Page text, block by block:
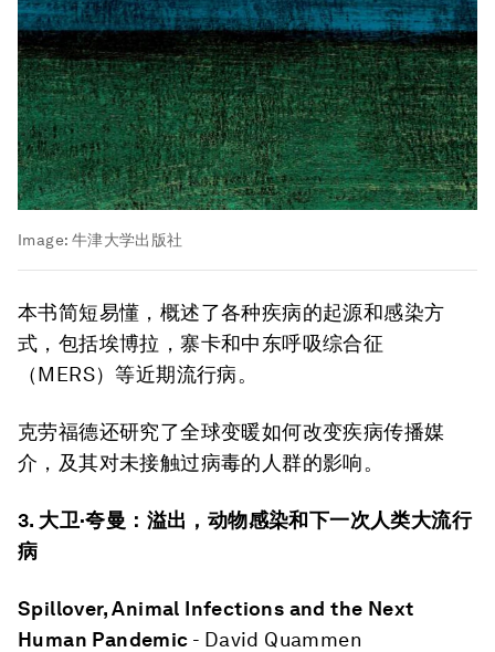
Image: 牛津大学出版社
本书简短易懂，概述了各种疾病的起源和感染方
式，包括埃博拉，寨卡和中东呼吸综合征
（MERS）等近期流行病。
克劳福德还研究了全球变暖如何改变疾病传播媒
介，及其对未接触过病毒的人群的影响。
3. 大卫·夸曼：溢出，动物感染和下一次人类大流行
病
Spillover, Animal Infections and the Next
Human Pandemic - David Quammen